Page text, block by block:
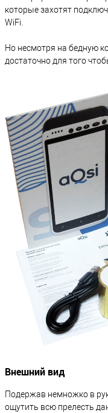
которые захотят
WiFi.
Но несмотря на бедную
достаточно для того
Внешний вид
Подержав немножко в
ощутить всю прелесть